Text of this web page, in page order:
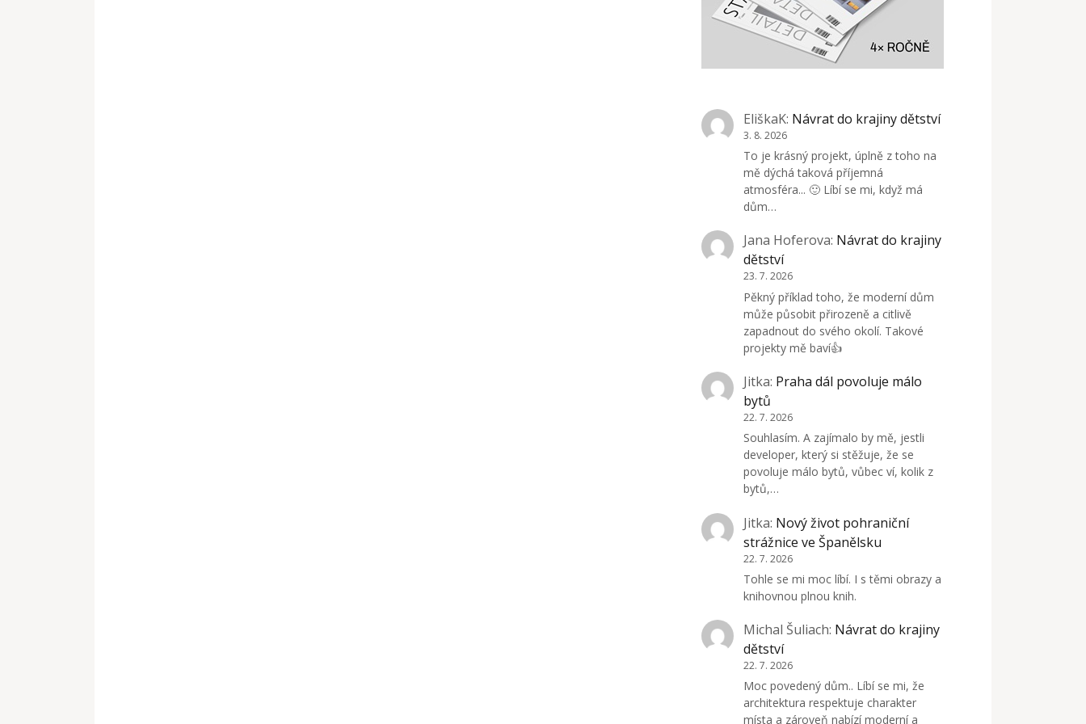
EliškaK: Návrat do krajiny dětství
3. 8. 2026
To je krásný projekt, úplně z toho na
mě dýchá taková příjemná
atmosféra... 🙂 Líbí se mi, když má
dům…
Jana Hoferova: Návrat do krajiny
dětství
23. 7. 2026
Pěkný příklad toho, že moderní dům
může působit přirozeně a citlivě
zapadnout do svého okolí. Takové
projekty mě baví👍
Jitka: Praha dál povoluje málo
bytů
22. 7. 2026
Souhlasím. A zajímalo by mě, jestli
developer, který si stěžuje, že se
povoluje málo bytů, vůbec ví, kolik z
bytů,…
Jitka: Nový život pohraniční
strážnice ve Španělsku
22. 7. 2026
Tohle se mi moc líbí. I s těmi obrazy a
knihovnou plnou knih.
Michal Šuliach: Návrat do krajiny
dětství
22. 7. 2026
Moc povedený dům.. Líbí se mi, že
architektura respektuje charakter
místa a zároveň nabízí moderní a